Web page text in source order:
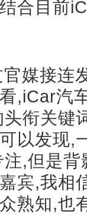
合目前
媒接连
,iCar汽
衔关键
以发现,
,但是
宾,我相
熟知,也